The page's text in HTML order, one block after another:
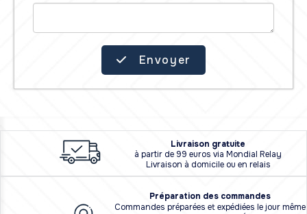
Envoyer
Livraison gratuite
à partir de 99 euros via Mondial Relay
Livraison à domicile ou en relais
Préparation des commandes
Commandes préparées et expédiées le jour même